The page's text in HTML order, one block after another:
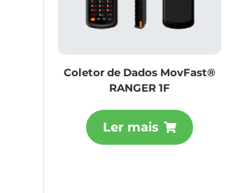
Coletor de Dados MovFast®
RANGER 1F
Ler mais